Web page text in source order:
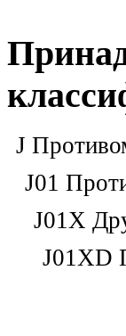
J
J01
J01X
J01XD